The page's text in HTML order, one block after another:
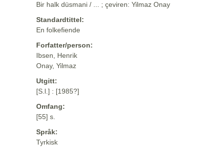
Bir halk düsmani / ... ; çeviren: Yilmaz Onay
Standardtittel:
En folkefiende
Forfatter/person:
Ibsen, Henrik
Onay, Yilmaz
Utgitt:
[S.l.] : [1985?]
Omfang:
[55] s.
Språk:
Tyrkisk